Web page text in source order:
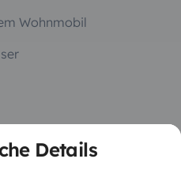
Details
Wohnmobil